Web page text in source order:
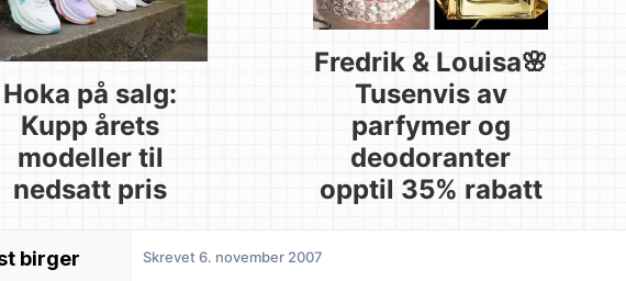
Hoka på salg:
Kupp årets
modeller til
nedsatt pris
Fredrik & Louisa🌸
Tusenvis av
parfymer og
deodoranter
opptil 35% rabatt
birger Skrevet6. november 2007